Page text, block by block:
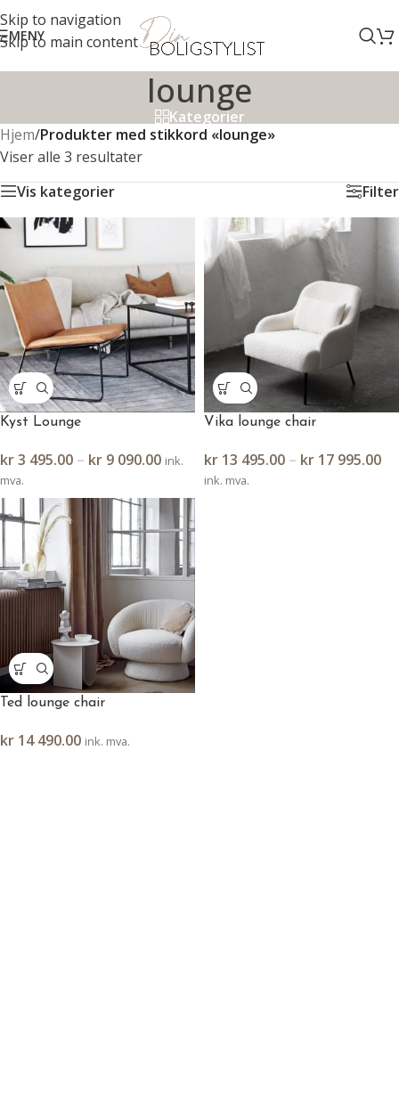
Skip to navigation
Skip to main content
MENY
lounge
Kategorier
Hjem/Produkter med stikkord «lounge»
Viser alle 3 resultater
Vis kategorier
Filter
Kyst Lounge
kr3 495.00 – kr 9 090.00 ink.
mva.
Vika lounge chair
kr 13 495.00 – kr 17 995.00
ink. mva.
Ted lounge chair
kr 14 490.00 ink. mva.